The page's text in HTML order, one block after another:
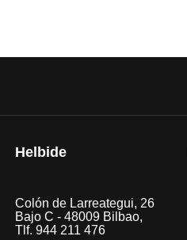
Helbide
Colón de Larreategui, 26
Bajo C - 48009 Bilbao,
Tlf. 944 211 476